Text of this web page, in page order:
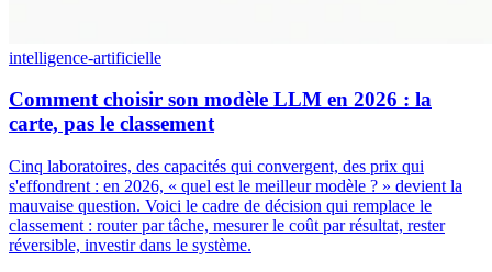
intelligence-artificielle
Comment choisir son modèle LLM en 2026 : la
carte, pas le classement
Cinq laboratoires, des capacités qui convergent, des prix qui
s'effondrent : en 2026, « quel est le meilleur modèle ? » devient la
mauvaise question. Voici le cadre de décision qui remplace le
classement : router par tâche, mesurer le coût par résultat, rester
réversible, investir dans le système.